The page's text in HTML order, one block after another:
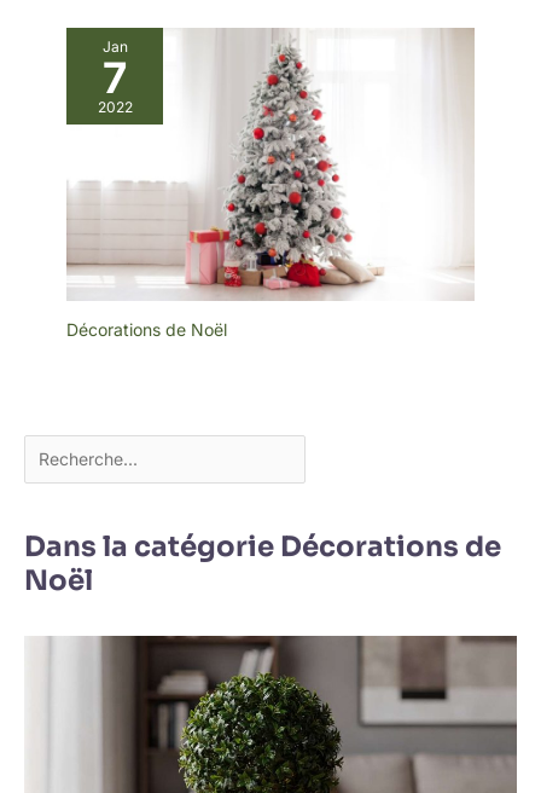
Jan
7
2022
Décorations de Noël
Dans la catégorie Décorations de
Noël